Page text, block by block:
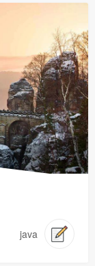
java